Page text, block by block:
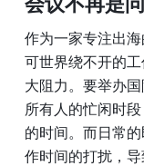
作为一家专注出
可世界绕不开的
大阻力。要举办
所有人的忙闲时
的时间。而日常
作时间的打扰，导